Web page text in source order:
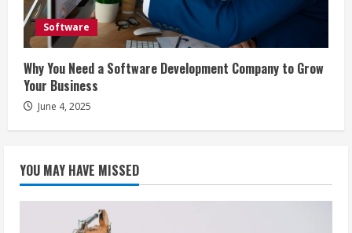
Software
Why You Need a Software Development Company to Grow
Your Business
June 4, 2025
YOU MAY HAVE MISSED